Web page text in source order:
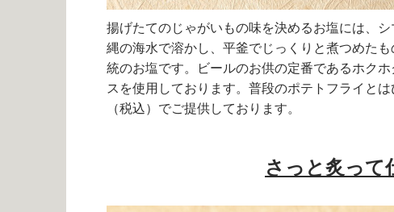
揚げたてのじゃがいもの味を決めるお塩には、
縄の海水で溶かし、平釜でじっくりと煮つめた
統のお塩です。ビールのお供の定番であるホク
スを使用しております。普段のポテトフライと
（税込）でご提供しております。
さっと炙っ